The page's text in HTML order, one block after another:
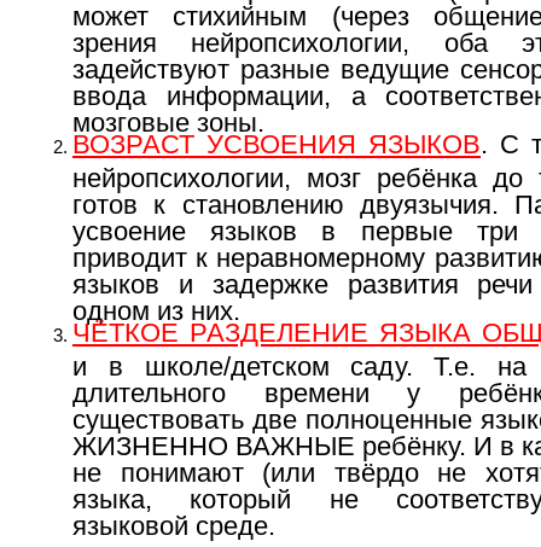
может стихийным (через
зрения нейропсихологии, оба
задействуют разные ведущие
ввода информации, а
мозговые зоны.
ВОЗРАСТ УСВОЕНИЯ ЯЗЫКОВ. С
нейропсихологии, мозг ребёнка до
готов к становлению двуязычия.
усвоение языков в первые три
приводит к неравномерному
языков и задержке развития
одном из них.
ЧЁТКОЕ РАЗДЕЛЕНИЕ ЯЗЫКА
и в школе/детском саду. Т.е. на
длительного времени у
существовать две полноценные
ЖИЗНЕННО ВАЖНЫЕ ребёнку. И в
не понимают (или твёрдо не
языка, который не
языковой среде.